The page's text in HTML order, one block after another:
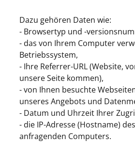
Dazu gehören Daten wie:
- Browsertyp und -
- das von Ihrem Computer
Betriebssystem,
- Ihre Referrer-URL (Website,
unsere Seite kommen),
- von Ihnen besuchte
unseres Angebots und
- Datum und Uhrzeit Ihrer
- die IP-Adresse (Hostname)
anfragenden Computers.